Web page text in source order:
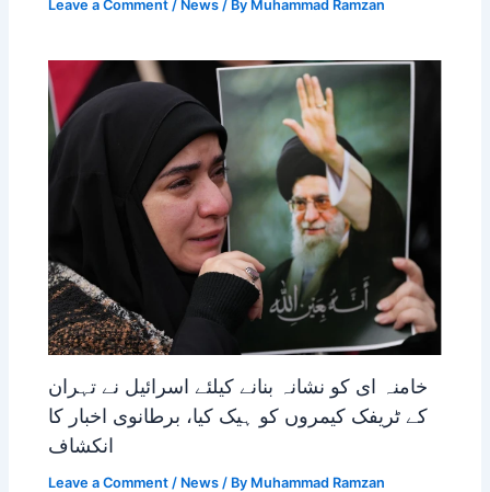
Leave a Comment / News / By Muhammad Ramzan
خامنہ ای کو نشانہ بنانے کیلئے اسرائیل نے تہران
کے ٹریفک کیمروں کو ہیک کیا، برطانوی اخبار کا
انکشاف
Leave a Comment / News / By Muhammad Ramzan